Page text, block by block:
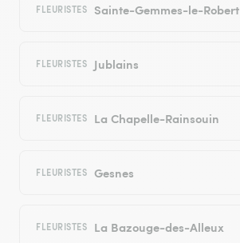
FLEURISTES Sainte-Gemmes-le-Robert
FLEURISTES Jublains
FLEURISTES La Chapelle-Rainsouin
FLEURISTES Gesnes
FLEURISTES La Bazouge-des-Alleux